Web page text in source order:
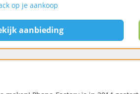
op je aankoop
aanbieding